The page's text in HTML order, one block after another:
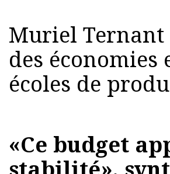
Muriel
des
écoles de
«Ce budget